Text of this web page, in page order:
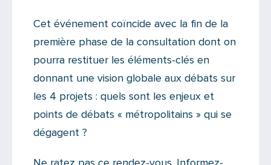
Cet événement coïncide avec la fin de la
première phase de la consultation dont on
pourra restituer les éléments-clés en
donnant une vision globale aux débats sur
les 4 projets : quels sont les enjeux et
points de débats « métropolitains » qui se
dégagent ?